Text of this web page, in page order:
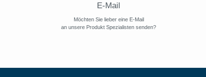
E-Mail
Möchten Sie lieber eine E-Mail
an unsere Produkt Spezialisten senden?